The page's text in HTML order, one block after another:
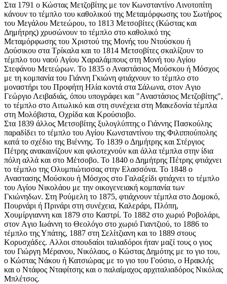
Στα 1791 ο Κώστας Μετζοβίτης με τον Κωνσταντίνο Λινοτοπίτη
κάνουν το τέμπλο του καθολικού της Μεταμόρφωσης του Σωτήρος
του Μεγάλου Μετεώρου, το 1813 Μετσοβίτες (Κώστας και
Δημήτρης) χρυσώνουν το τέμπλο στο καθολικό της
Μεταμόρφωσης του Χριστού της Μονής του Ντούσκου ή
Δούσικου στα Τρίκαλα και το 1814 Μετσοβίτες σκαλίζουν το
τέμπλο του ναού Αγίου Χαραλάμπους στη Μονή του Αγίου
Στεφάνου Μετεώρων. Το 1835 ο Αναστάσιος Μούσκου ή Μόσχος
με τη κομπανία του Γιάννη Γκιώνη φτιάχνουν το τέμπλο στο
μοναστήρι του Προφήτη Ηλία κοντά στα Σάλωνα, στον Aγιο
Γεώργιο Λειβαδιάς, όπου υπογράφει και "Αναστάσιος Μετζοβίτης",
το τέμπλο στο Αιτωλικό και στη συνέχεια στη Μακεδονία τέμπλα
στη Μολόβιστα, Οχρίδα και Κρούσιοβο.
Στα 1839 άλλος Μετσοβίτης ξυλογλύπτης ο Γιάννης Πασκούλης
παραδίδει το τέμπλο του Αγίου Κωνσταντίνου της Φιλιππούπολης
κατά το σχέδιο της Βιέννης. Το 1839 ο Δημήτρης και Στέργιος
Πέτρης ανακαινίζουν και φιλοτεχνούν και άλλα τέμπλα στην ίδια
πόλη αλλά και στο Μέτσοβο. Το 1840 ο Δημήτρης Πέτρης φτιάχνει
το τέμπλο της Ολυμπιώτισσας στην Ελασσόνα. Το 1848 ο
Αναστασης Μούσκου ή Μόσχος στο Γαλαξείδι φτιάχνει το τέμπλο
του Αγίου Νικολάου με την οικογενειακή κομπανία των
Γκιώνηδων. Στη Ρούμελη το 1875, φτιάχνουν τέμπλα στο Δομοκό,
Πουρνάρι ή Πρινάρι στη συνέχεια, Καλεράρι, Πλόπη,
Χουμίργιαννη και 1879 στο Καστρί. Το 1882 στο χωριό Ροβολάρι,
στον Aγιο Ιωάννη το Θεολόγο στο χωριό Γιαντζιού, το 1886 το
τέμπλο της Υπάτης, 1887 στη Σελίτζιανη και το 1889 στους
Κορυσχάδες. Aλλοι σπουδαίοι ταλιαδόροι ήταν μαζί τους ο γιος
του Γιώργη Μέρανου, Νικόλαος, ο Κώστας Δημότης με το γιο του,
ο Κώστας Νάκου ή Κατσιώρας με το γιο του Γούσιο, ο Ηρακλής
και ο Ντάφος Νταφίτσης και ο παλαίμαχος αρχιταλιαδόρος Νικόλας
Μπλέτσος.